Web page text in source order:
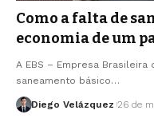
Como a falta de
economia de um
A EBS – Empresa
saneamento básico…
Diego Velázquez 26 de